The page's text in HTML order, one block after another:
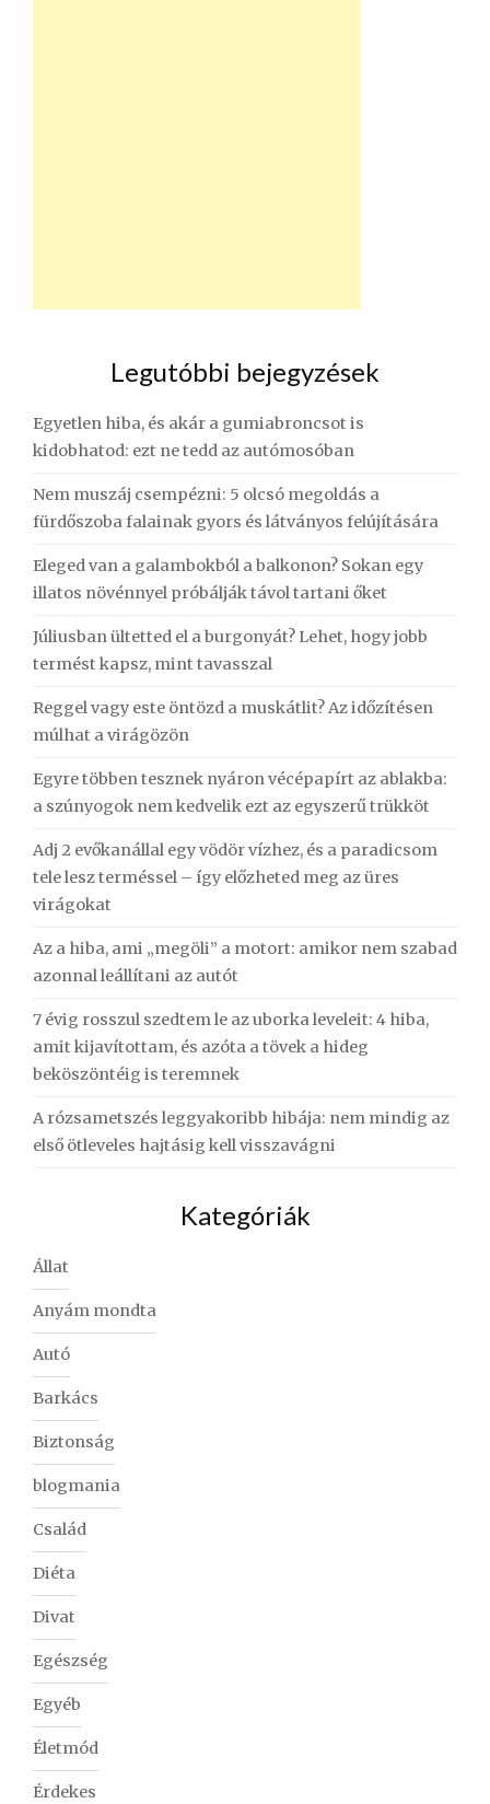
Legutóbbi bejegyzések
Egyetlen hiba, és akár a gumiabroncsot is
kidobhatod: ezt ne tedd az autómosóban
Nem muszáj csempézni: 5 olcsó megoldás a
fürdőszoba falainak gyors és látványos felújítására
Eleged van a galambokból a balkonon? Sokan egy
illatos növénnyel próbálják távol tartani őket
Júliusban ültetted el a burgonyát? Lehet, hogy jobb
termést kapsz, mint tavasszal
Reggel vagy este öntözd a muskátlit? Az időzítésen
múlhat a virágözön
Egyre többen tesznek nyáron vécépapírt az ablakba:
a szúnyogok nem kedvelik ezt az egyszerű trükköt
Adj 2 evőkanállal egy vödör vízhez, és a paradicsom
tele lesz terméssel – így előzheted meg az üres
virágokat
Az a hiba, ami „megöli” a motort: amikor nem szabad
azonnal leállítani az autót
7 évig rosszul szedtem le az uborka leveleit: 4 hiba,
amit kijavítottam, és azóta a tövek a hideg
beköszöntéig is teremnek
A rózsametszés leggyakoribb hibája: nem mindig az
első ötleveles hajtásig kell visszavágni
Kategóriák
Állat
Anyám mondta
Autó
Barkács
Biztonság
blogmania
Család
Diéta
Divat
Egészség
Egyéb
Életmód
Érdekes